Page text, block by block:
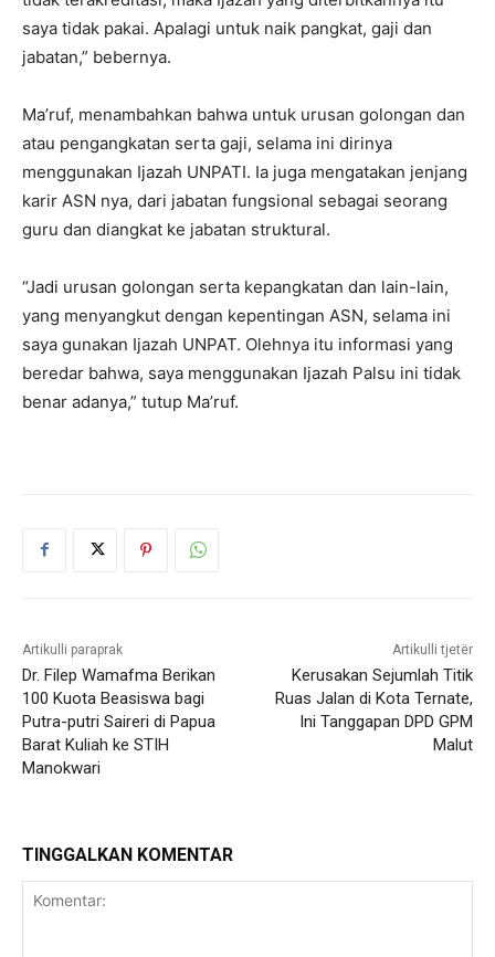
saya tidak pakai. Apalagi untuk naik pangkat, gaji dan
jabatan,” bebernya.
Ma’ruf, menambahkan bahwa untuk urusan golongan dan
atau pengangkatan serta gaji, selama ini dirinya
menggunakan Ijazah UNPATI. Ia juga mengatakan jenjang
karir ASN nya, dari jabatan fungsional sebagai seorang
guru dan diangkat ke jabatan struktural.
“Jadi urusan golongan serta kepangkatan dan lain-lain,
yang menyangkut dengan kepentingan ASN, selama ini
saya gunakan Ijazah UNPAT. Olehnya itu informasi yang
beredar bahwa, saya menggunakan Ijazah Palsu ini tidak
benar adanya,” tutup Ma’ruf.
Artikulli paraprak
Dr. Filep Wamafma Berikan
100 Kuota Beasiswa bagi
Putra-putri Saireri di Papua
Barat Kuliah ke STIH
Manokwari
Artikulli tjetër
Kerusakan Sejumlah Titik
Ruas Jalan di Kota Ternate,
Ini Tanggapan DPD GPM
Malut
TINGGALKAN KOMENTAR